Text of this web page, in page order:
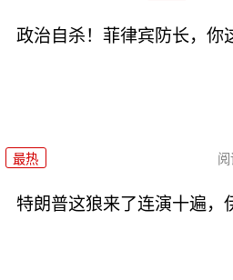
政治自杀！菲律宾防长，你
最热
特朗普这狼来了连演十遍，